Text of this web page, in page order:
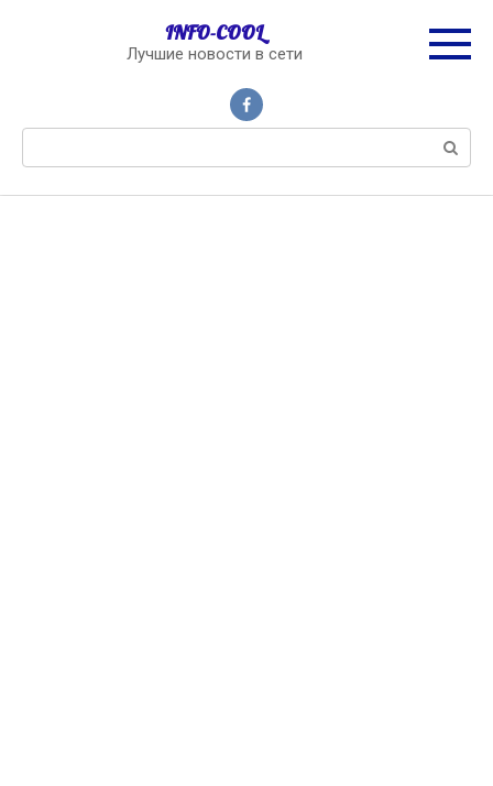
INFO-COOL
Лучшие новости в сети